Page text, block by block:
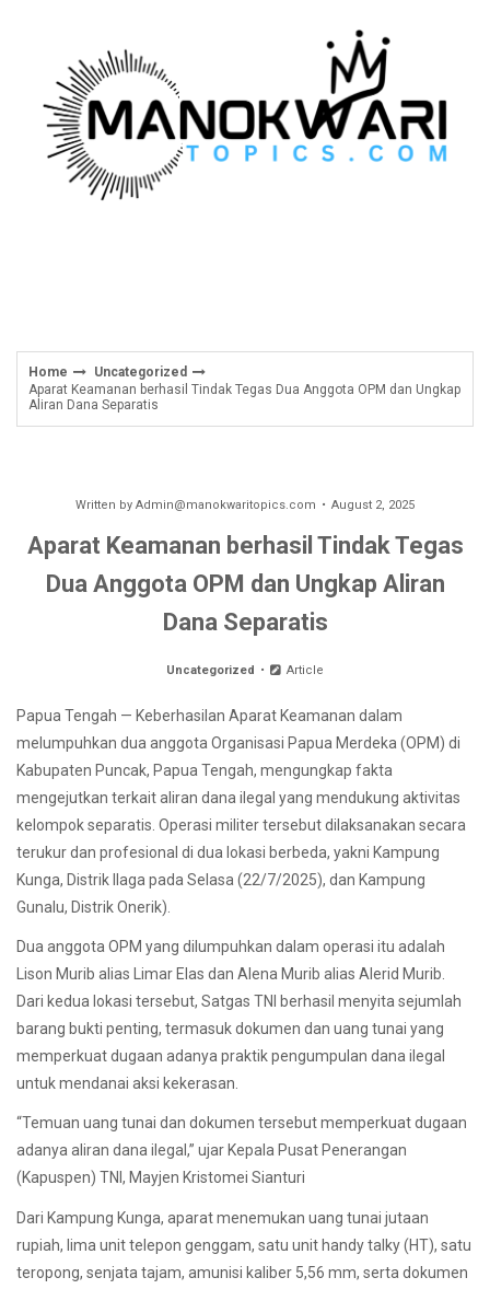
Home
Uncategorized
Aparat Keamanan berhasil Tindak Tegas Dua Anggota OPM dan Ungkap
Aliran Dana Separatis
Written by Admin@manokwaritopics.com August 2, 2025
Aparat Keamanan berhasil Tindak Tegas
Dua Anggota OPM dan Ungkap Aliran
Dana Separatis
Uncategorized Article
Papua Tengah — Keberhasilan Aparat Keamanan dalam
melumpuhkan dua anggota Organisasi Papua Merdeka (OPM) di
Kabupaten Puncak, Papua Tengah, mengungkap fakta
mengejutkan terkait aliran dana ilegal yang mendukung aktivitas
kelompok separatis. Operasi militer tersebut dilaksanakan secara
terukur dan profesional di dua lokasi berbeda, yakni Kampung
Kunga, Distrik Ilaga pada Selasa (22/7/2025), dan Kampung
Gunalu, Distrik Onerik).
Dua anggota OPM yang dilumpuhkan dalam operasi itu adalah
Lison Murib alias Limar Elas dan Alena Murib alias Alerid Murib.
Dari kedua lokasi tersebut, Satgas TNI berhasil menyita sejumlah
barang bukti penting, termasuk dokumen dan uang tunai yang
memperkuat dugaan adanya praktik pengumpulan dana ilegal
untuk mendanai aksi kekerasan.
“Temuan uang tunai dan dokumen tersebut memperkuat dugaan
adanya aliran dana ilegal,” ujar Kepala Pusat Penerangan
(Kapuspen) TNI, Mayjen Kristomei Sianturi
Dari Kampung Kunga, aparat menemukan uang tunai jutaan
rupiah, lima unit telepon genggam, satu unit handy talky (HT), satu
teropong, senjata tajam, amunisi kaliber 5,56 mm, serta dokumen